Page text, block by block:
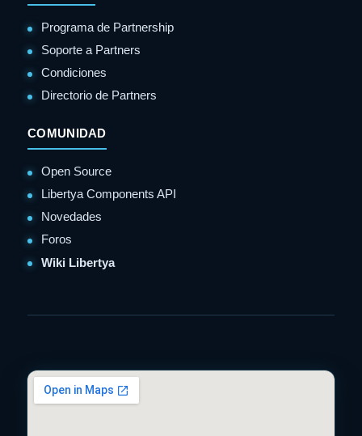
Programa de Partnership
Soporte a Partners
Condiciones
Directorio de Partners
COMUNIDAD
Open Source
Libertya Components API
Novedades
Foros
Wiki Libertya